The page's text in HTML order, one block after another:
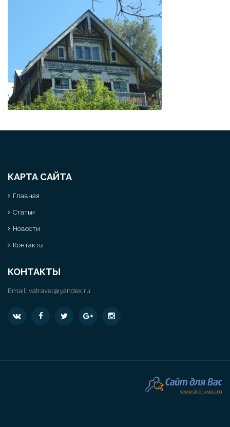
КАРТА САЙТА
Главная
Статьи
Новости
Контакты
КОНТАКТЫ
Email: vatravel@yandex.ru
www.site-4you.ru